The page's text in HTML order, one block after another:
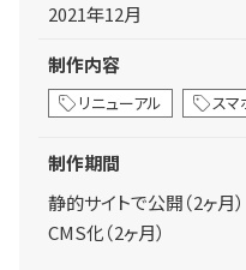
2021年12月
制作内容
リニューアル ス
制作期間
静的サイトで公開（2ヶ月）
CMS化（2ヶ月）